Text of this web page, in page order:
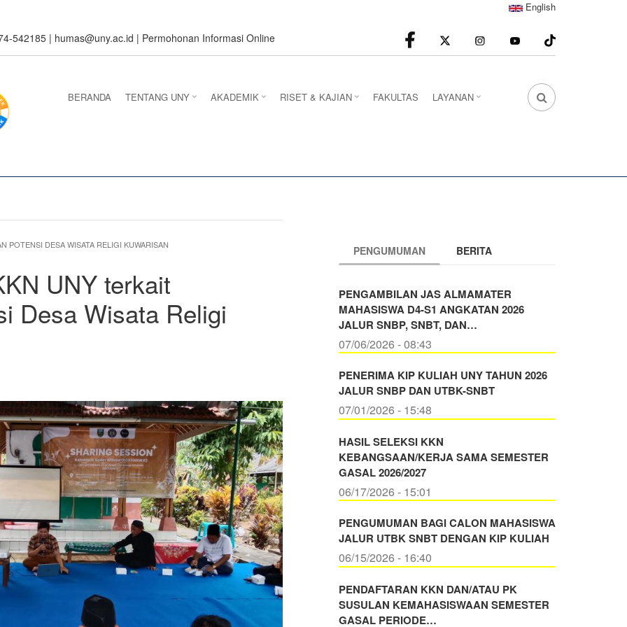
English
542185 | humas@uny.ac.id | Permohonan Informasi Online facebook Instagram youtube
FA
BERANDA TENTANG UNY AKADEMIK RISET & KAJIAN FAKULTAS LAYANAN
POTENSI DESA WISATA RELIGI KUWARISAN
UNY terkait
Desa Wisata Religi
PENGUMUMAN BERITA
PENGAMBILAN JAS ALMAMATER
MAHASISWA D4-S1 ANGKATAN 2026
JALUR SNBP, SNBT, DAN…
07/06/2026 - 08:43
PENERIMA KIP KULIAH UNY TAHUN 2026
JALUR SNBP DAN UTBK-SNBT
07/01/2026 - 15:48
HASIL SELEKSI KKN
KEBANGSAAN/KERJA SAMA SEMESTER
GASAL 2026/2027
06/17/2026 - 15:01
PENGUMUMAN BAGI CALON MAHASISWA
JALUR UTBK SNBT DENGAN KIP KULIAH
06/15/2026 - 16:40
PENDAFTARAN KKN DAN/ATAU PK
SUSULAN KEMAHASISWAAN SEMESTER
GASAL PERIODE…